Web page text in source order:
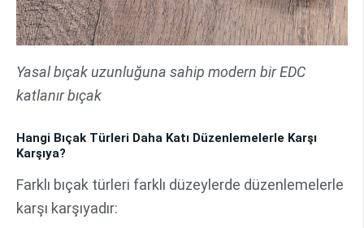
Yasal bıçak uzunluğuna sahip modern bir EDC
katlanır bıçak
Hangi Bıçak Türleri Daha Katı Düzenlemelerle Karşı
Karşıya?
Farklı bıçak türleri farklı düzeylerde düzenlemelerle
karşı karşıyadır: